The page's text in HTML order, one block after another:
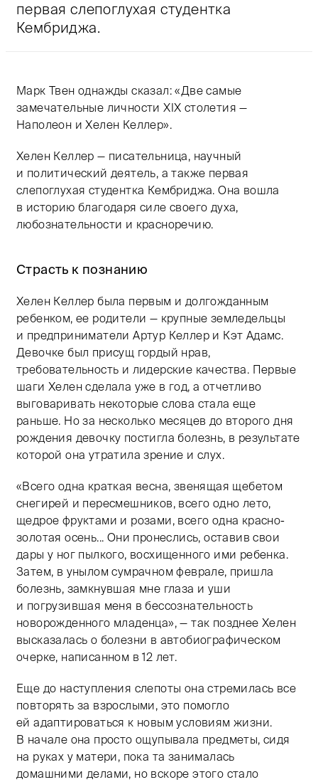
первая слепоглухая студентка
Кембриджа.
Марк Твен однажды сказал: «Две самые
замечательные личности XIX столетия —
Наполеон и Хелен Келлер».
Хелен Келлер — писательница, научный
и политический деятель, а также первая
слепоглухая студентка Кембриджа. Она вошла
в историю благодаря силе своего духа,
любознательности и красноречию.
Страсть к познанию
Хелен Келлер была первым и долгожданным
ребенком, ее родители — крупные земледельцы
и предприниматели Артур Келлер и Кэт Адамс.
Девочке был присущ гордый нрав,
требовательность и лидерские качества. Первые
шаги Хелен сделала уже в год, а отчетливо
выговаривать некоторые слова стала еще
раньше. Но за несколько месяцев до второго дня
рождения девочку постигла болезнь, в результате
которой она утратила зрение и слух.
«Всего одна краткая весна, звенящая щебетом
снегирей и пересмешников, всего одно лето,
щедрое фруктами и розами, всего одна красно-
золотая осень... Они пронеслись, оставив свои
дары у ног пылкого, восхищенного ими ребенка.
Затем, в унылом сумрачном феврале, пришла
болезнь, замкнувшая мне глаза и уши
и погрузившая меня в бессознательность
новорожденного младенца», — так позднее Хелен
высказалась о болезни в автобиографическом
очерке, написанном в 12 лет.
Еще до наступления слепоты она стремилась все
повторять за взрослыми, это помогло
ей адаптироваться к новым условиям жизни.
В начале она просто ощупывала предметы, сидя
на руках у матери, пока та занималась
домашними делами, но вскоре этого стало